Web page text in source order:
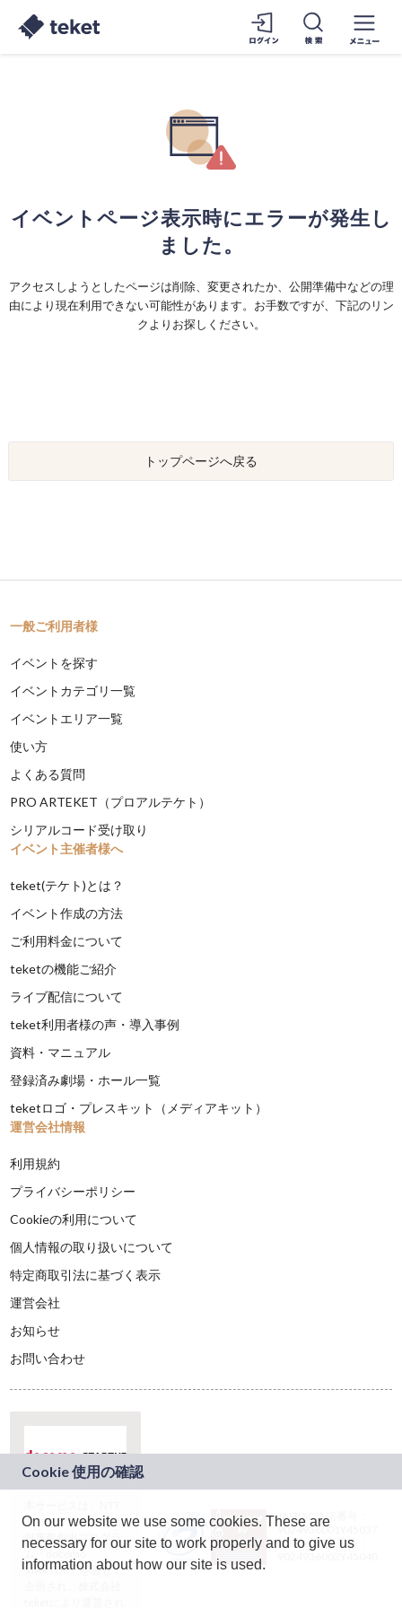
イベントページ表示時にエラーが発生し
ました。
アクセスしようとしたページは削除、変更されたか、公開準備中などの理
由により現在利用できない可能性があります。お手数ですが、下記のリン
クよりお探しください。
トップページへ戻る
一般ご利用者様
イベントを探す
イベントカテゴリ一覧
イベントエリア一覧
使い方
よくある質問
PRO ARTEKET（プロアルテケト）
シリアルコード受け取り
イベント主催者様へ
teket(テケト)とは？
イベント作成の方法
ご利用料金について
teketの機能ご紹介
ライブ配信について
teket利用者様の声・導入事例
資料・マニュアル
登録済み劇場・ホール一覧
teketロゴ・プレスキット（メディアキット）
運営会社情報
利用規約
プライバシーポリシー
Cookieの利用について
個人情報の取り扱いについて
特定商取引法に基づく表示
運営会社
お知らせ
お問い合わせ
ドコモグループの新
規事業創出プログラ
ム「docomo
STARTUP」を通じて
JASRAC許諾番号：
9024936001Y45037
JASRAC許諾番号：
On our website we use some cookies. These are
necessary for our site to work properly and to give us
information about how our site is used.